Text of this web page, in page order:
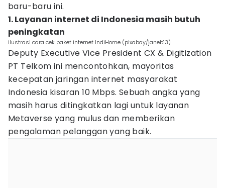
baru-baru ini.
1. Layanan internet di Indonesia masih butuh
peningkatan
ilustrasi cara cek paket internet IndiHome (pixabay/janeb13)
Deputy Executive Vice President CX & Digitization
PT Telkom ini mencontohkan, mayoritas
kecepatan jaringan internet masyarakat
Indonesia kisaran 10 Mbps. Sebuah angka yang
masih harus ditingkatkan lagi untuk layanan
Metaverse yang mulus dan memberikan
pengalaman pelanggan yang baik.